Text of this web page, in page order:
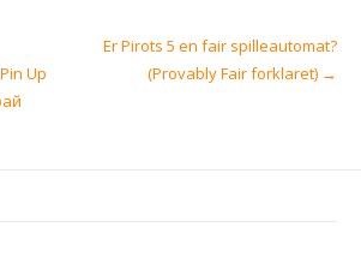
Up
Er Pirots 5 en fair spilleautomat?
(Provably Fair forklaret) →